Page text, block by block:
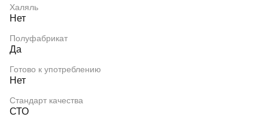
Халяль
Нет
Полуфабрикат
Да
Готово к употреблению
Нет
Стандарт качества
СТО